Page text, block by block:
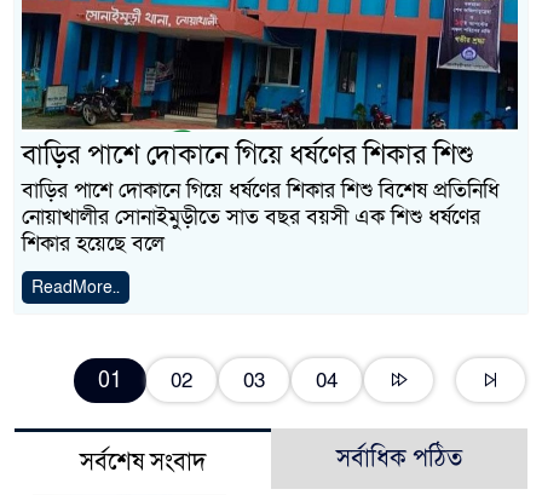
বাড়ির পাশে দোকানে গিয়ে ধর্ষণের শিকার শিশু
বাড়ির পাশে দোকানে গিয়ে ধর্ষণের শিকার শিশু বিশেষ প্রতিনিধি
নোয়াখালীর সোনাইমুড়ীতে সাত বছর বয়সী এক শিশু ধর্ষণের
শিকার হয়েছে বলে
ReadMore..
01 02 03 04
সর্বশেষ সংবাদ সর্বাধিক পঠিত